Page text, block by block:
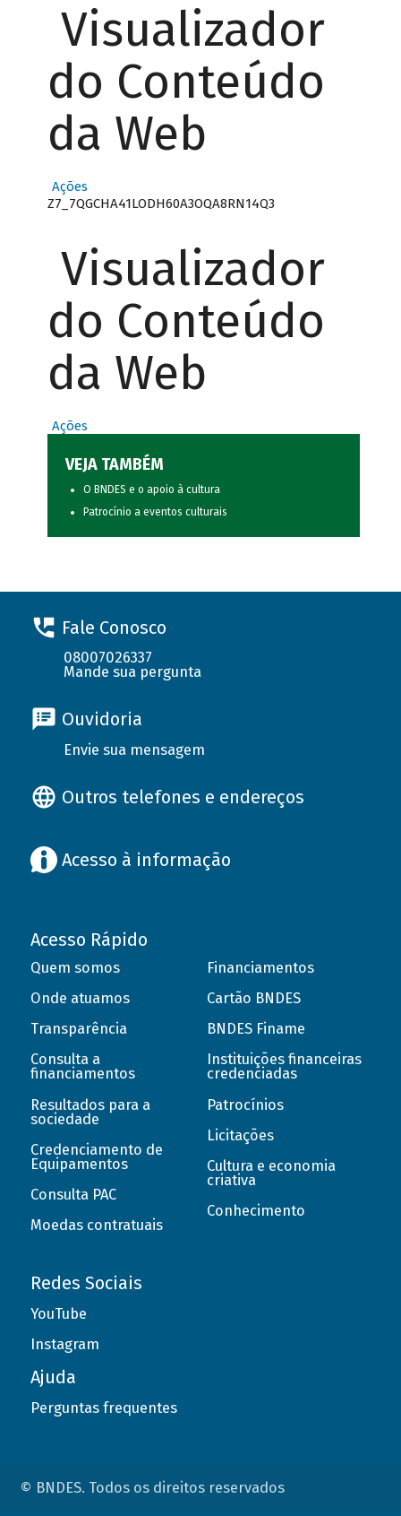
Visualizador
do Conteúdo
da Web
Ações
Z7_7QGCHA41LODH60A3OQA8RN14Q3
Visualizador
do Conteúdo
da Web
Ações
VEJA TAMBÉM
O BNDES e o apoio à cultura
Patrocínio a eventos culturais
Fale Conosco
08007026337
Mande sua pergunta
Ouvidoria
Envie sua mensagem
Outros telefones e endereços
Acesso à informação
Acesso Rápido
Quem somos
Onde atuamos
Transparência
Consulta a
financiamentos
Resultados para a
sociedade
Credenciamento de
Equipamentos
Consulta PAC
Moedas contratuais
Financiamentos
Cartão BNDES
BNDES Finame
Instituições financeiras
credenciadas
Patrocínios
Licitações
Cultura e economia
criativa
Conhecimento
Redes Sociais
YouTube
Instagram
Ajuda
Perguntas frequentes
© BNDES. Todos os direitos reservados